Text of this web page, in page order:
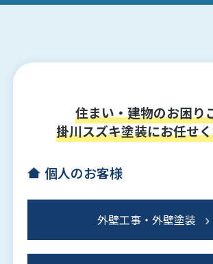
住まい・建物のお困り
掛川スズキ塗装にお任せ
個人のお客様
外壁工事・外壁塗装